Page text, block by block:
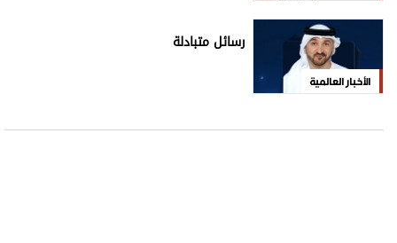
الأخبار العالمية
رسائل متبادلة